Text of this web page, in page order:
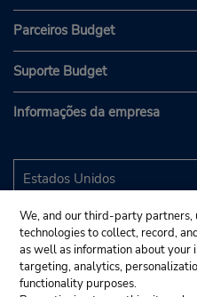
Parceiros Budget
Suporte Budget
Informações da empresa
We, and our third-party partners,
technologies to collect, record,
as well as information about your
targeting, analytics,
functionality purposes.